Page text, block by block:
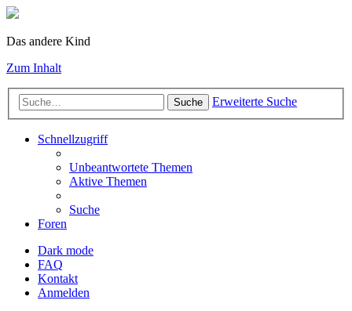
Das andere Kind
Zum Inhalt
Suche Erweiterte Suche
Schnellzugriff
Unbeantwortete Themen
Aktive Themen
Suche
Foren
Dark mode
FAQ
Kontakt
Anmelden